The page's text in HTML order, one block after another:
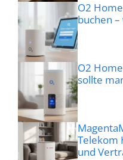
O2
buchen
O2
sollte
Telekom
und